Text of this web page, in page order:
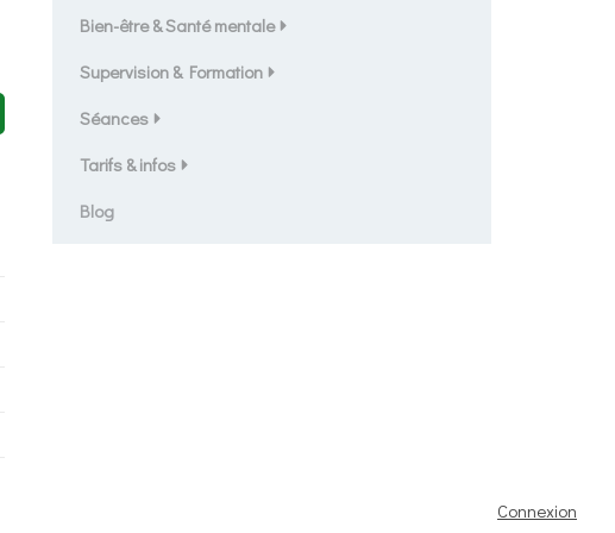
Bien-être & Santé mentale
Supervision & Formation
Séances
Tarifs & infos
Blog
Connexion